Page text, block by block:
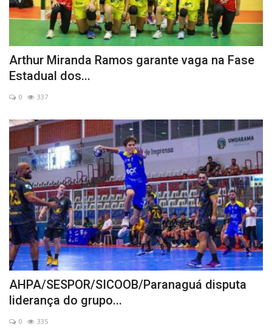
Arthur Miranda Ramos garante vaga na Fase
Estadual dos...
0 337
AHPA/SESPOR/SICOOB/Paranaguá disputa
liderança do grupo...
0 335